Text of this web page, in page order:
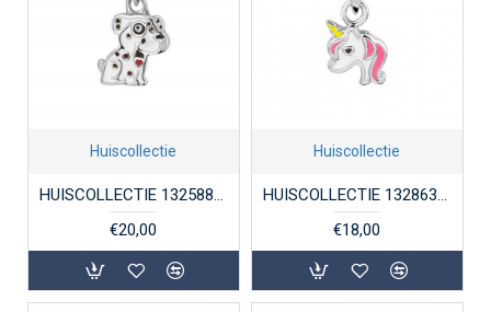
Huiscollectie
HUISCOLLECTIE 1325889 ZILVEREN HANGER HONDJE WIT EMAILLE
€20,00
Huiscollectie
HUISCOLLECTIE 1328638 ZILVEREN HANGER EENHOORN GERHODINEERD
€18,00